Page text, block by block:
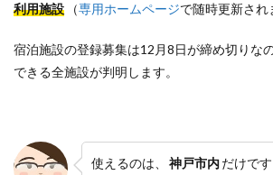
利用施設
（専用ホームページで随時更新され
宿泊施設の登録募集は12月8日が締め切りな
できる全施設が判明します。
使えるのは、 神戸市内だけです